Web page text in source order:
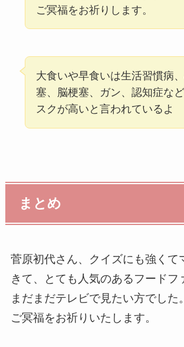
ご冥福をお祈りします。
大食いや早食いは生活習慣病
塞、脳梗塞、ガン、認知症な
スクが高いと言われているよ
まとめ
菅原初代さん、クイズにも強くて
きて、とても人気のあるフードフ
まだまだテレビで見たい方でした。
ご冥福をお祈りいたします。